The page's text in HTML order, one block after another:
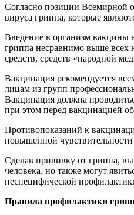
Согласно позиции Всемирной
вируса гриппа, которые
Введение в организм вакцины
гриппа несравнимо выше всех
средств, средств «народной
Вакцинация рекомендуется
лицам из групп
Вакцинация должна
при этом перед вакцинацией
Противопоказаний к
повышенной
Сделав прививку от гриппа,
человека, но также могут
неспецифической
Правила профилактики